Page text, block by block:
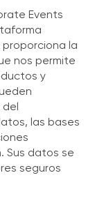
Events
proporciona la
nos permite
y
del
las bases
Sus datos se
seguros